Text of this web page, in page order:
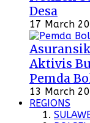
Desa
17 March
Aktivis
Pemda
13 March
REGIONS